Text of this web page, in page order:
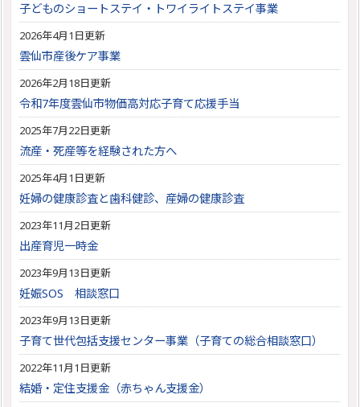
子どものショートステイ・トワイライトステイ事業
2026年4月1日更新
雲仙市産後ケア事業
2026年2月18日更新
令和7年度雲仙市物価高対応子育て応援手当
2025年7月22日更新
流産・死産等を経験された方へ
2025年4月1日更新
妊婦の健康診査と歯科健診、産婦の健康診査
2023年11月2日更新
出産育児一時金
2023年9月13日更新
妊娠SOS 相談窓口
2023年9月13日更新
子育て世代包括支援センター事業（子育ての総合相談窓口）
2022年11月1日更新
結婚・定住支援金（赤ちゃん支援金）